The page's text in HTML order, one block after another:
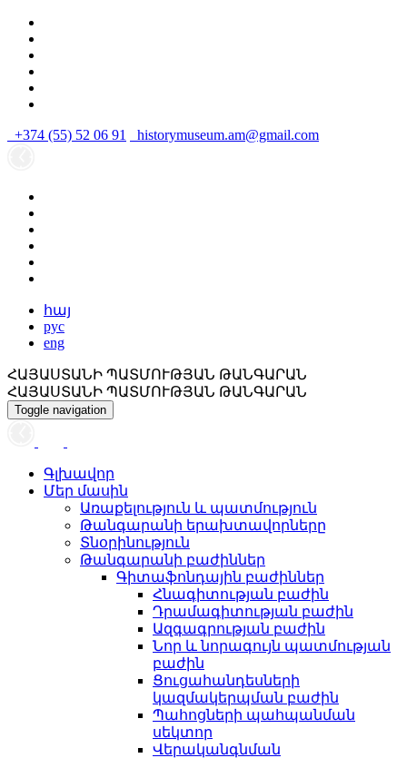
+374 (55) 52 06 91 historymuseum.am@gmail.com
հայ
рус
eng
ՀԱՅԱՍՏԱՆԻ ՊԱՏՄՈՒԹՅԱՆ ԹԱՆԳԱՐԱՆ
ՀԱՅԱՍՏԱՆԻ ՊԱՏՄՈՒԹՅԱՆ ԹԱՆԳԱՐԱՆ
Toggle navigation
Գլխավոր
Մեր մասին
Առաքելություն և պատմություն
Թանգարանի երախտավորները
Տնօրինություն
Թանգարանի բաժիններ
Գիտաֆոնդային բաժիններ
Հնագիտության բաժին
Դրամագիտության բաժին
Ազգագրության բաժին
Նոր և նորագույն պատմության
բաժին
Ցուցահանդեսների
կազմակերպման բաժին
Պահոցների պահպանման
սեկտոր
Վերականգնման